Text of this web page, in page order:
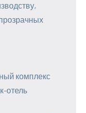
комплекс
отель